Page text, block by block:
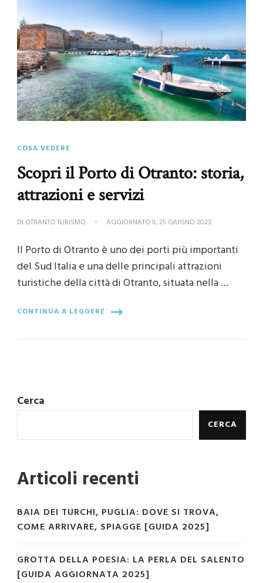
COSA VEDERE
Scopri il Porto di Otranto: storia,
attrazioni e servizi
DI OTRANTO TURISMO AGGIORNATO IL25 GIUGNO 2023
Il Porto di Otranto è uno dei porti più importanti
del Sud Italia e una delle principali attrazioni
turistiche della città di Otranto, situata nella …
CONTINUA A LEGGERE
Cerca
CERCA
Articoli recenti
BAIA DEI TURCHI, PUGLIA: DOVE SI TROVA,
COME ARRIVARE, SPIAGGE [GUIDA 2025]
GROTTA DELLA POESIA: LA PERLA DEL SALENTO
[GUIDA AGGIORNATA 2025]